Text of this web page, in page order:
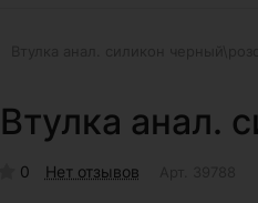
Втулка анал.
0 Нет отзывов